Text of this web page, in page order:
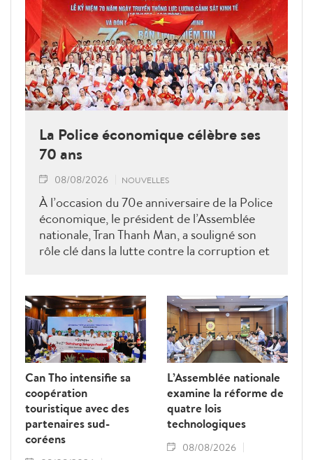
La Police économique célèbre ses
70 ans
08/08/2026 NOUVELLES
À l’occasion du 70e anniversaire de la Police
économique, le président de l’Assemblée
nationale, Tran Thanh Man, a souligné son
rôle clé dans la lutte contre la corruption et
Can Tho intensifie sa
coopération
touristique avec des
partenaires sud-
coréens
L’Assemblée nationale
examine la réforme de
quatre lois
technologiques
08/08/2026